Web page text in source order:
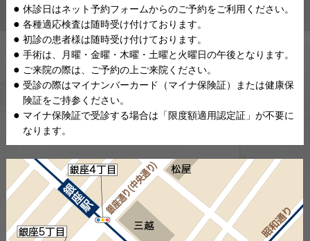
休診日はネット予約フォームからのご予約をご利用ください。
各種適応検査は随時受け付けております。
初診の患者様は随時受け付けております。
手術は、月曜・金曜・木曜・土曜と火曜日の午後となります。
ご来院の際は、ご予約の上ご来院ください。
受診の際はマイナンバーカード（マイナ保険証）または健康保
険証をご持参ください。
マイナ保険証で受診する場合は「限度額適用認定証」が不要に
なります。